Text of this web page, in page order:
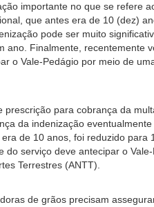
importante no que se refere
que antes era de 10 (dez)
pode ser muito
Finalmente, recentemente
o Vale-Pedágio por meio de
para cobrança da
da indenização
de 10 anos, foi reduzido
serviço deve antecipar o
Terrestres (ANTT).
de grãos precisam